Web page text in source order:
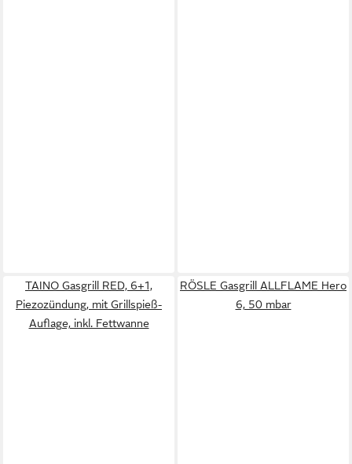
TAINO Gasgrill RED, 6+1,
Piezozündung, mit Grillspieß-
Auflage, inkl. Fettwanne
RÖSLE Gasgrill ALLFLAME Hero
6, 50 mbar